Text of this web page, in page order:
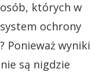
których w
ochrony
Ponieważ wyniki
są nigdzie